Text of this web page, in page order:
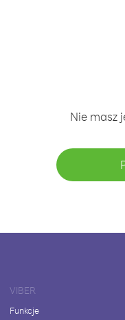
Nie masz
VIBER
Funkcje